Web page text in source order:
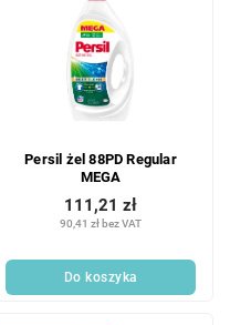
Persil żel 88PD Regular
MEGA
90,41 zł bez VAT
111,21 zł
Do koszyka